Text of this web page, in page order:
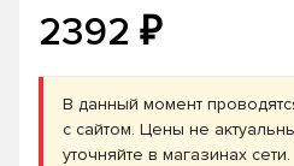
2392 ₽
В данный момент
с сайтом. Цены не
уточняйте в магазинах сети.